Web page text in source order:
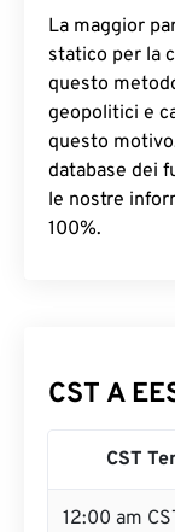
La maggior
statico per la
questo
geopolitici e
questo
database dei
le nostre
100%.
CST A
CST
12:00 am